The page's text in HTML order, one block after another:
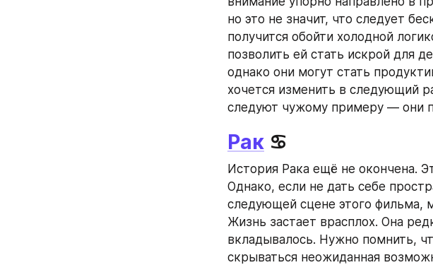
но это не значит, что следует
получится обойти холодной
позволить ей стать искрой для
однако они могут стать
хочется изменить в следующий
следуют чужому примеру — они
Рак ♋
История Рака ещё не окончена.
Однако, если не дать себе
следующей сцене этого фильма,
Жизнь застает врасплох. Она
вкладывалось. Нужно помнить,
скрываться неожиданная